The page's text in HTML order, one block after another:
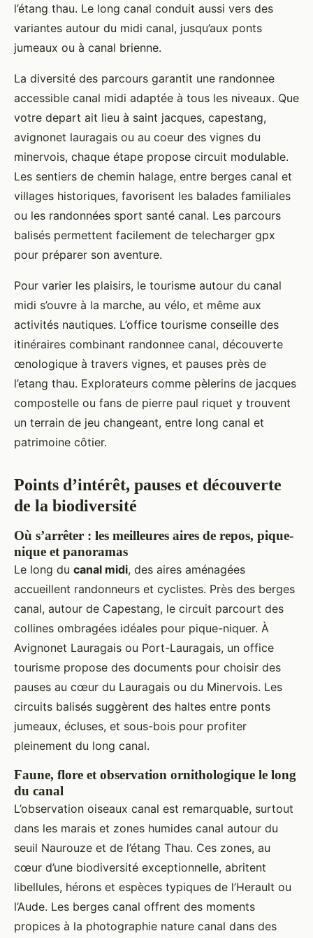
l’étang thau. Le long canal conduit aussi vers des
variantes autour du midi canal, jusqu’aux ponts
jumeaux ou à canal brienne.
La diversité des parcours garantit une randonnee
accessible canal midi adaptée à tous les niveaux. Que
votre depart ait lieu à saint jacques, capestang,
avignonet lauragais ou au coeur des vignes du
minervois, chaque étape propose circuit modulable.
Les sentiers de chemin halage, entre berges canal et
villages historiques, favorisent les balades familiales
ou les randonnées sport santé canal. Les parcours
balisés permettent facilement de telecharger gpx
pour préparer son aventure.
Pour varier les plaisirs, le tourisme autour du canal
midi s’ouvre à la marche, au vélo, et même aux
activités nautiques. L’office tourisme conseille des
itinéraires combinant randonnee canal, découverte
œnologique à travers vignes, et pauses près de
l’etang thau. Explorateurs comme pèlerins de jacques
compostelle ou fans de pierre paul riquet y trouvent
un terrain de jeu changeant, entre long canal et
patrimoine côtier.
Points d’intérêt, pauses et découverte
de la biodiversité
Où s’arrêter : les meilleures aires de repos, pique-
nique et panoramas
Le long du canal midi, des aires aménagées
accueillent randonneurs et cyclistes. Près des berges
canal, autour de Capestang, le circuit parcourt des
collines ombragées idéales pour pique-niquer. À
Avignonet Lauragais ou Port-Lauragais, un office
tourisme propose des documents pour choisir des
pauses au cœur du Lauragais ou du Minervois. Les
circuits balisés suggèrent des haltes entre ponts
jumeaux, écluses, et sous-bois pour profiter
pleinement du long canal.
Faune, flore et observation ornithologique le long
du canal
L’observation oiseaux canal est remarquable, surtout
dans les marais et zones humides canal autour du
seuil Naurouze et de l’étang Thau. Ces zones, au
cœur d’une biodiversité exceptionnelle, abritent
libellules, hérons et espèces typiques de l’Herault ou
l’Aude. Les berges canal offrent des moments
propices à la photographie nature canal dans des